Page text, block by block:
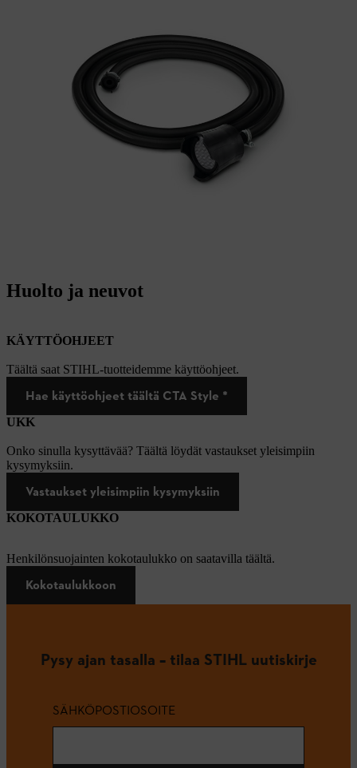
Huolto ja neuvot
KÄYTTÖOHJEET
Täältä saat STIHL-tuotteidemme käyttöohjeet.
Hae käyttöohjeet täältä CTA Style *
UKK
Onko sinulla kysyttävää? Täältä löydät vastaukset yleisimpiin
kysymyksiin.
Vastaukset yleisimpiin kysymyksiin
KOKOTAULUKKO
Henkilönsuojainten kokotaulukko on saatavilla täältä.
Kokotaulukkoon
Pysy ajan tasalla – tilaa STIHL uutiskirje
SÄHKÖPOSTIOSOITE